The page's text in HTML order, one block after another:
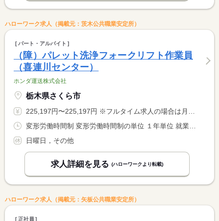
ハローワーク求人（掲載元：茨木公共職業安定所）
パート・アルバイト
（障）パレット洗浄フォークリフト作業員
（喜連川センター）
ホンダ運送株式会社
栃木県さくら市
225,197円〜225,197円 ※フルタイム求人の場合は月額（換算額）、パート求人の場合は時間額を表示しています。
日曜日，その他
求人詳細を見る (ハローワークより転載)
ハローワーク求人（掲載元：矢板公共職業安定所）
正社員